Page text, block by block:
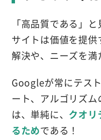
「高品質である」
サイトは価値を提
解決や、ニーズを満
Googleが常にテス
ート、アルゴリズ
は、単純に、 クオリ
るためである！